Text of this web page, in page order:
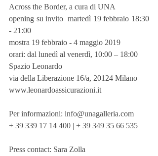
Across the Border, a cura di UNA
opening su invito  martedì 19 febbraio 18:30
- 21:00
mostra 19 febbraio - 4 maggio 2019
orari: dal lunedì al venerdì, 10:00 – 18:00
Spazio Leonardo
via della Liberazione 16/a, 20124 Milano
www.leonardoassicurazioni.it
Per informazioni: info@unagalleria.com
+ 39 339 17 14 400 | + 39 349 35 66 535
Press contact: Sara Zolla